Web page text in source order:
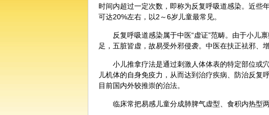
时间内超过一定次数，即称为反复呼吸道感染。近些
可达20%左右，以2～6岁儿童最常见。
反复呼吸道感染属于中医“虚证”范畴。由于小儿
足，五脏皆虚，故易受外邪侵袭。中医在扶正祛邪、
小儿推拿疗法是通过刺激人体体表的特定部位或
儿机体的自身免疫力，从而达到治疗疾病、防治反复
目前国内外较推崇的治法。
临床常把易感儿童分成肺脾气虚型、食积内热型